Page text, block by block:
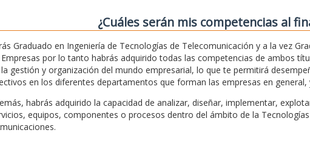
¿Cuáles serán mis competencias al
Graduado en Ingeniería de Tecnologías de Telecomunicación y a la vez
por lo tanto habrás adquirido todas las competencias de ambos
gestión y organización del mundo empresarial, lo que te permitirá
en los diferentes departamentos que forman las empresas en general,
habrás adquirido la capacidad de analizar, diseñar, implementar,
equipos, componentes o procesos dentro del ámbito de la